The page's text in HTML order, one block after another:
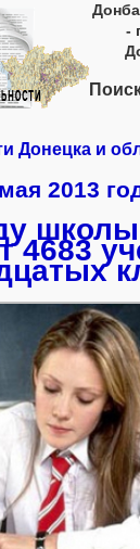
-
Донецка и
2013
4683